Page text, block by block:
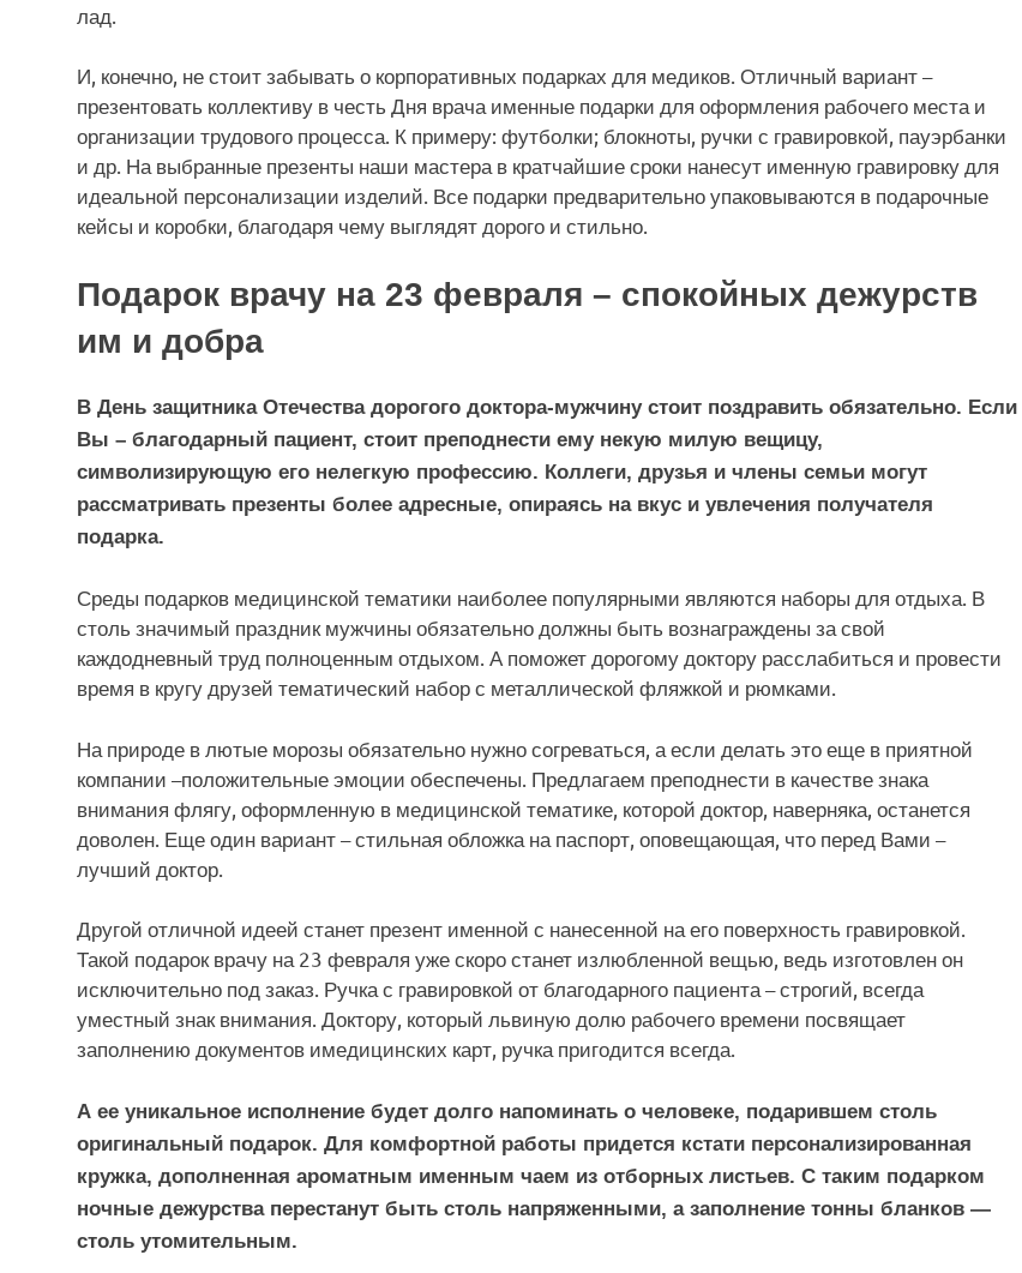
лад.
И, конечно, не стоит забывать о корпоративных подарках для медиков. Отличный вариант –
презентовать коллективу в честь Дня врача именные подарки для оформления рабочего места и
организации трудового процесса. К примеру: футболки; блокноты, ручки с гравировкой, пауэрбанки
и др. На выбранные презенты наши мастера в кратчайшие сроки нанесут именную гравировку для
идеальной персонализации изделий. Все подарки предварительно упаковываются в подарочные
кейсы и коробки, благодаря чему выглядят дорого и стильно.
Подарок врачу на 23 февраля – спокойных дежурств
им и добра
В День защитника Отечества дорогого доктора-мужчину стоит поздравить обязательно. Если
Вы – благодарный пациент, стоит преподнести ему некую милую вещицу,
символизирующую его нелегкую профессию. Коллеги, друзья и члены семьи могут
рассматривать презенты более адресные, опираясь на вкус и увлечения получателя
подарка.
Среды подарков медицинской тематики наиболее популярными являются наборы для отдыха. В
столь значимый праздник мужчины обязательно должны быть вознаграждены за свой
каждодневный труд полноценным отдыхом. А поможет дорогому доктору расслабиться и провести
время в кругу друзей тематический набор с металлической фляжкой и рюмками.
На природе в лютые морозы обязательно нужно согреваться, а если делать это еще в приятной
компании –положительные эмоции обеспечены. Предлагаем преподнести в качестве знака
внимания флягу, оформленную в медицинской тематике, которой доктор, наверняка, останется
доволен. Еще один вариант – стильная обложка на паспорт, оповещающая, что перед Вами –
лучший доктор.
Другой отличной идеей станет презент именной с нанесенной на его поверхность гравировкой.
Такой подарок врачу на 23 февраля уже скоро станет излюбленной вещью, ведь изготовлен он
исключительно под заказ. Ручка с гравировкой от благодарного пациента – строгий, всегда
уместный знак внимания. Доктору, который львиную долю рабочего времени посвящает
заполнению документов имедицинских карт, ручка пригодится всегда.
А ее уникальное исполнение будет долго напоминать о человеке, подарившем столь
оригинальный подарок. Для комфортной работы придется кстати персонализированная
кружка, дополненная ароматным именным чаем из отборных листьев. С таким подарком
ночные дежурства перестанут быть столь напряженными, а заполнение тонны бланков —
столь утомительным.